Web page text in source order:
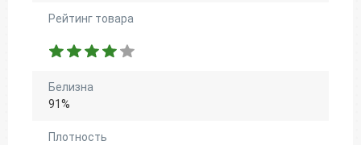
Рейтинг товара
Белизна
91%
Плотность